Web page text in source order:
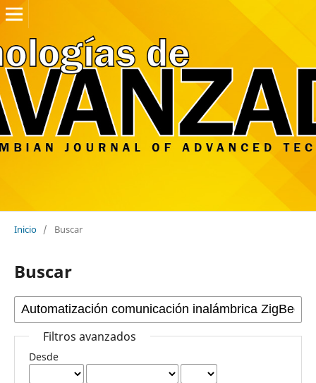
Inicio / Buscar
Buscar
Filtros avanzados
Desde